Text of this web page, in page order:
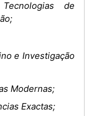
de
e Investigação
Modernas;
Exactas;